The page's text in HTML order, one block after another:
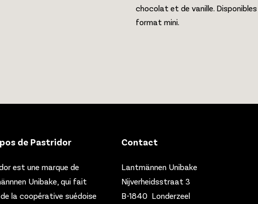
chocolat et de vanille.
format mini.
de Pastridor
est une marque de
Unibake, qui fait
la coopérative suédoise
Contact
Lantmännen Unibake
Nijverheidsstraat 3
B-1840 Londerzeel